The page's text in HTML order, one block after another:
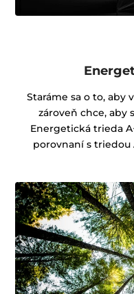
Staráme sa o to, aby
zároveň chce, aby
Energetická trieda
porovnaní s triedou